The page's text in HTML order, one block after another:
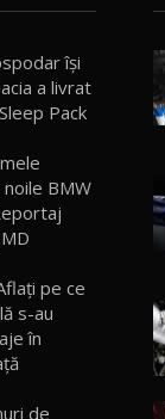
20 își
a livrat
Pack
BMW
pe ce
s-au
în
de